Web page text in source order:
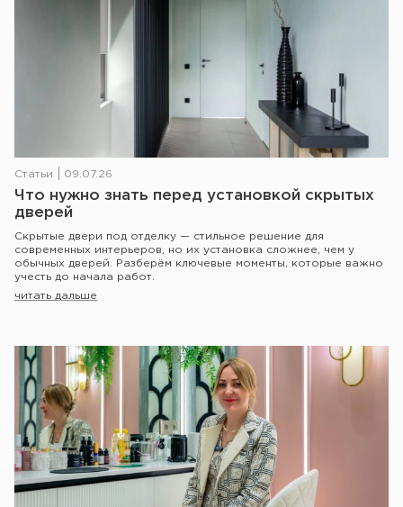
Статьи 09.07.26
Что нужно знать перед установкой скрытых
дверей
Скрытые двери под отделку — стильное решение для
современных интерьеров, но их установка сложнее, чем у
обычных дверей. Разберём ключевые моменты, которые важно
учесть до начала работ.
читать дальше